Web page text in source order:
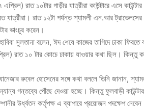
রাত ১০টার গাড়ীর যাত্রীরা কাউন্টারে এসে
রাত ১২টা পর্যন্ত শ্যামলী এন.আর ট্রাভেলসের
ভাংচুর করেন।
হাবিবা সুলতানা বলেন, ঈদ শেষে কাজের তাগিদে ঢাকা
রাত ১০ টার কোচে ঢাকায় যাওয়ার কথা ছিল। কিন্তু
রুবেল হোসেনের সঙ্গে কথা বললে তিনি জানান,
গন্তব্যে পৌঁছে দেওয়া হচ্ছে। কিন্তু ফুলবাড়ী কাউন্টার
উর্ধ্বতন কর্তৃপক্ষ এ ব্যাপারে প্রয়োজন পদক্ষেপ